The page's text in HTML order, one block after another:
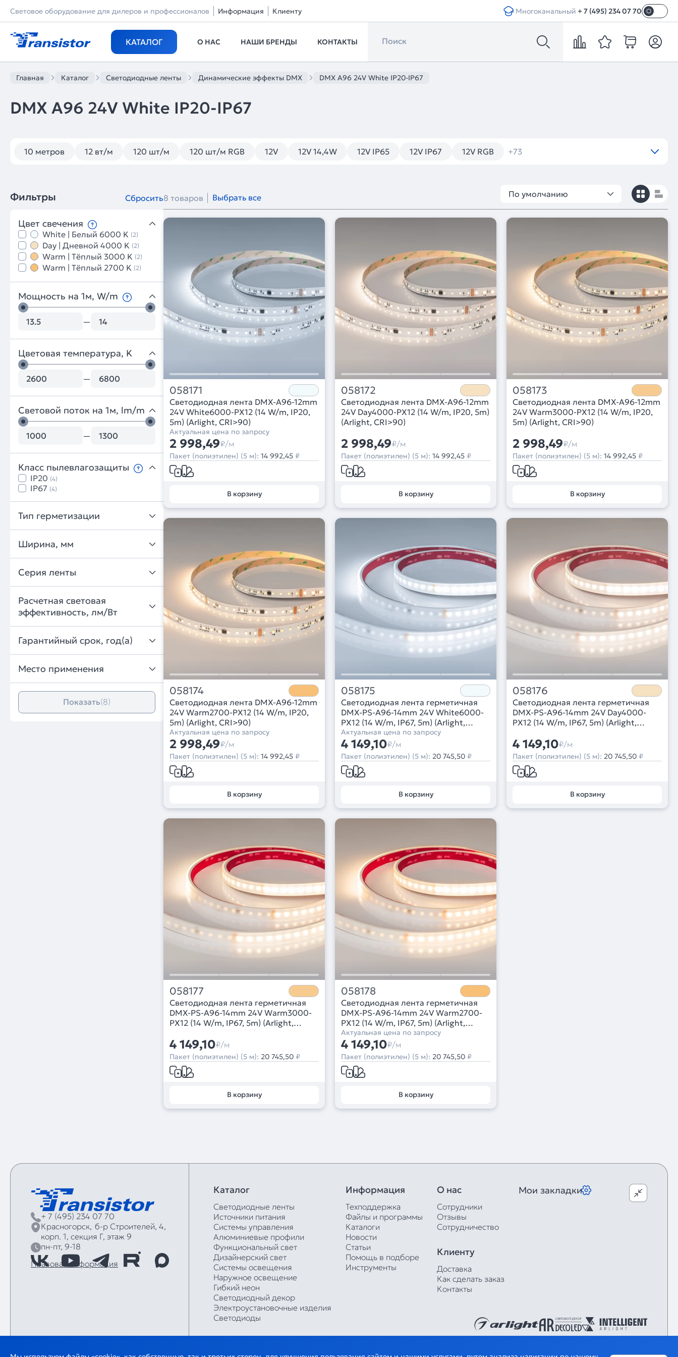
Световое оборудование для дилеров и профессионалов Информация Клиенту Многоканальный + 7 (495) 234 07 70
КАТАЛОГ О НАС НАШИ БРЕНДЫ КОНТАКТЫ
Главная Каталог Светодиодные ленты Динамические эффекты DMX DMX A96 24V White IP20-IP67
DMX A96 24V White IP20-IP67
10 метров 12 вт/м 120 шт/м 120 шт/м RGB 12V 12V 14,4W 12V IP65 12V IP67 12V RGB +73
Фильтры Сбросить
Цвет свечения
White | Белый 6000 K (2)
Day | Дневной 4000 K (2)
Warm | Тёплый 3000 K (2)
Warm | Тёплый 2700 K (2)
Мощность на 1м, W/m
—
Цветовая температура, K
—
Световой поток на 1м, lm/m
—
Класс пылевлагозащиты
IP20 (4)
IP67 (4)
Тип герметизации
Ширина, мм
Серия ленты
Расчетная световая
эффективность, лм/Вт
Гарантийный срок, год(а)
Место применения
Показать(8)
8 товаров Выбрать все По умолчанию
058171
Светодиодная лента DMX-A96-12mm
24V White6000-PX12 (14 W/m, IP20,
5m) (Arlight, CRI>90)
Актуальная цена по запросу
2 998,49₽/м
Пакет (полиэтилен) (5 м): 14 992,45 ₽
В корзину
058172
Светодиодная лента DMX-A96-12mm
24V Day4000-PX12 (14 W/m, IP20, 5m)
(Arlight, CRI>90)
2 998,49₽/м
Пакет (полиэтилен) (5 м): 14 992,45 ₽
В корзину
058173
Светодиодная лента DMX-A96-12mm
24V Warm3000-PX12 (14 W/m, IP20,
5m) (Arlight, CRI>90)
2 998,49₽/м
Пакет (полиэтилен) (5 м): 14 992,45 ₽
В корзину
058174
Светодиодная лента DMX-A96-12mm
24V Warm2700-PX12 (14 W/m, IP20,
5m) (Arlight, CRI>90)
Актуальная цена по запросу
2 998,49₽/м
Пакет (полиэтилен) (5 м): 14 992,45 ₽
В корзину
058175
Светодиодная лента герметичная
DMX-PS-A96-14mm 24V White6000-
PX12 (14 W/m, IP67, 5m) (Arlight,
CRI>90)
Актуальная цена по запросу
4 149,10₽/м
Пакет (полиэтилен) (5 м): 20 745,50 ₽
В корзину
058176
Светодиодная лента герметичная
DMX-PS-A96-14mm 24V Day4000-
PX12 (14 W/m, IP67, 5m) (Arlight,
4 149,10₽/м
Пакет (полиэтилен) (5 м): 20 745,50 ₽
В корзину
058177
Светодиодная лента герметичная
DMX-PS-A96-14mm 24V Warm3000-
PX12 (14 W/m, IP67, 5m) (Arlight,
4 149,10₽/м
Пакет (полиэтилен) (5 м): 20 745,50 ₽
В корзину
058178
Светодиодная лента герметичная
DMX-PS-A96-14mm 24V Warm2700-
PX12 (14 W/m, IP67, 5m) (Arlight,
CRI>90)
Актуальная цена по запросу
4 149,10₽/м
Пакет (полиэтилен) (5 м): 20 745,50 ₽
В корзину
+ 7 (495) 234 07 70
Красногорск, б‑р Строителей, 4,
корп. 1, секция Г, этаж 9
пн-пт, 9-18
Правовая информация
Каталог
Светодиодные ленты
Источники питания
Системы управления
Алюминиевые профили
Функциональный свет
Дизайнерский свет
Системы освещения
Наружное освещение
Гибкий неон
Светодиодный декор
Электроустановочные изделия
Светодиоды
Информация
Техподдержка
Файлы и программы
Каталоги
Новости
Статьи
Помощь в подборе
Инструменты
О нас
Сотрудники
Отзывы
Сотрудничество
Клиенту
Доставка
Как сделать заказ
Контакты
Мои закладки